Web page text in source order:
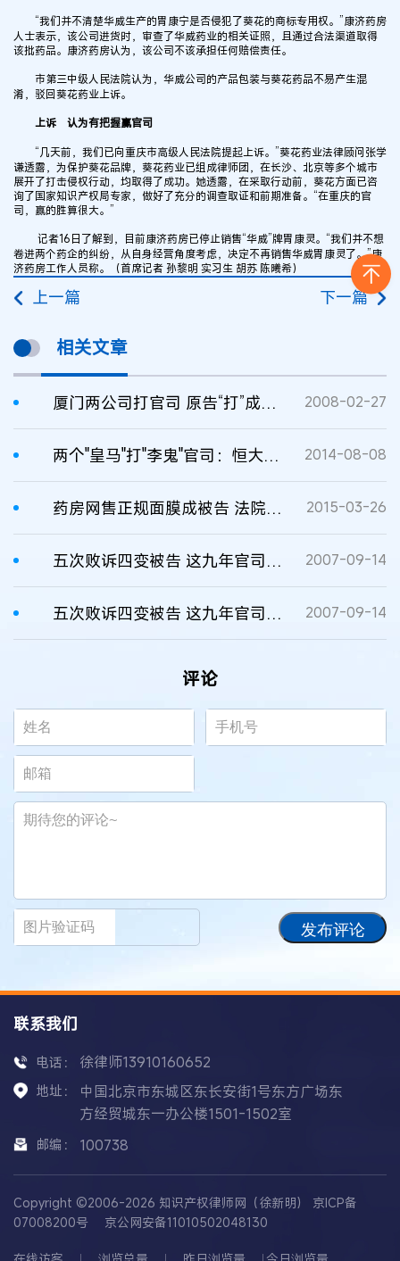
“我们并不清楚华威生产的胃康宁是否侵犯了葵花的商标专用权。”康济药房
人士表示，该公司进货时，审查了华威药业的相关证照，且通过合法渠道取得
该批药品。康济药房认为，该公司不该承担任何赔偿责任。
市第三中级人民法院认为，华威公司的产品包装与葵花药品不易产生混
淆，驳回葵花药业上诉。
上诉 认为有把握赢官司
“几天前，我们已向重庆市高级人民法院提起上诉。”葵花药业法律顾问张学
谦透露，为保护葵花品牌，葵花药业已组成律师团，在长沙、北京等多个城市
展开了打击侵权行动，均取得了成功。她透露，在采取行动前，葵花方面已咨
询了国家知识产权局专家，做好了充分的调查取证和前期准备。“在重庆的官
司，赢的胜算很大。”
记者16日了解到，目前康济药房已停止销售“华威”牌胃康灵。“我们并不想
卷进两个药企的纠纷，从自身经营角度考虑，决定不再销售华威胃康灵了。”康
济药房工作人员称。（首席记者 孙黎明 实习生 胡苏 陈曦希）
上一篇 下一篇
相关文章
厦门两公司打官司 原告“打”成被告 2008-02-27
两个"皇马"打"李鬼"官司：恒大使用"皇马"商标成被告 2014-08-08
药房网售正规面膜成被告 法院驳回诉请 2015-03-26
五次败诉四变被告 这九年官司还要打 2007-09-14
五次败诉四变被告 这九年官司还要打 2007-09-14
评论
发布评论
联系我们
电话： 徐律师13910160652
地址：
中国北京市东城区东长安街1号东方广场东
方经贸城东一办公楼1501-1502室
邮编： 100738
Copyright ©2006-2026 知识产权律师网（徐新明） 京ICP备
07008200号
京公网安备11010502048130